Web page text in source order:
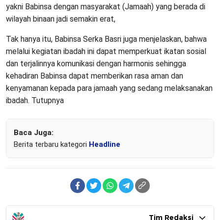
yakni Babinsa dengan masyarakat (Jamaah) yang berada di
wilayah binaan jadi semakin erat,
Tak hanya itu, Babinsa Serka Basri juga menjelaskan, bahwa
melalui kegiatan ibadah ini dapat memperkuat ikatan sosial
dan terjalinnya komunikasi dengan harmonis sehingga
kehadiran Babinsa dapat memberikan rasa aman dan
kenyamanan kepada para jamaah yang sedang melaksanakan
ibadah. Tutupnya
Baca Juga:
Berita terbaru kategori Headline
Tim Redaksi